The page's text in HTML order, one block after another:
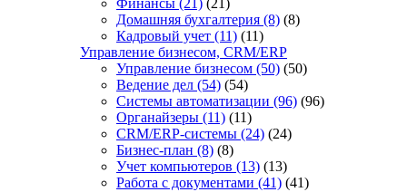
Финансы (21) (21)
Домашняя бухгалтерия (8) (8)
Кадровый учет (11) (11)
Управление бизнесом, CRM/ERP
Управление бизнесом (50) (50)
Ведение дел (54) (54)
Системы автоматизации (96) (96)
Органайзеры (11) (11)
CRM/ERP-системы (24) (24)
Бизнес-план (8) (8)
Учет компьютеров (13) (13)
Работа с документами (41) (41)